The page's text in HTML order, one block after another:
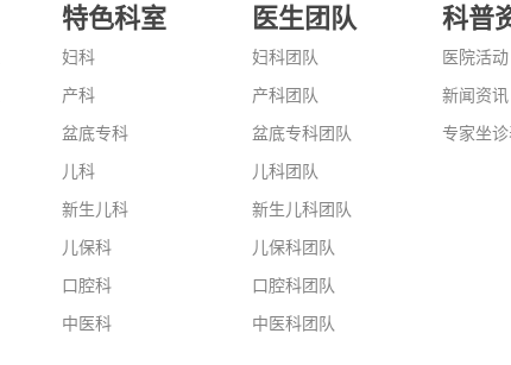
特色科室
妇科
产科
盆底专科
儿科
新生儿科
儿保科
口腔科
中医科
医生团队
妇科团队
产科团队
盆底专科团队
儿科团队
新生儿科团队
儿保科团队
口腔科团队
中医科团队
科普
医院活动
新闻资讯
专家坐诊